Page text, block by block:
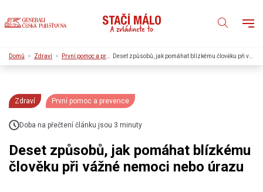
Domů Zdraví Deset způsobů, jak pomáhat blízkému člověku při vážné nemoci nebo úrazu
Zdraví První pomoc a prevence
Doba na přečtení článku jsou 3 minuty
Deset způsobů, jak pomáhat blízkému
člověku při vážné nemoci nebo úrazu